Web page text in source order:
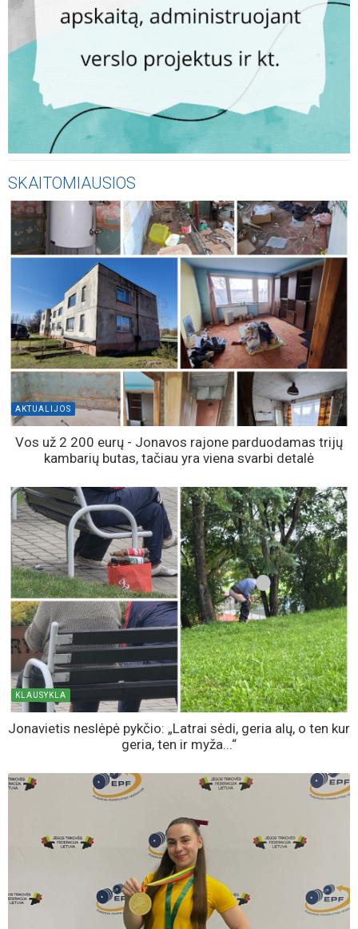
SKAITOMIAUSIOS
AKTUALIJOS
Vos už 2 200 eurų - Jonavos rajone parduodamas trijų
kambarių butas, tačiau yra viena svarbi detalė
KLAUSYKLA
Jonavietis neslėpė pykčio: „Latrai sėdi, geria alų, o ten kur
geria, ten ir myža...“